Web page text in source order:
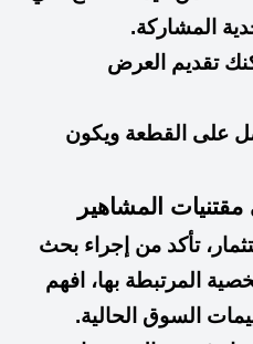
المشاركة.
تقديم العرض
على القطعة ويكون
المشاهير
تأكد من إجراء بحث
المرتبطة بها، افهم
السوق الحالية.